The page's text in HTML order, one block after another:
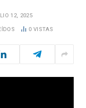
12, 2025
0 VISTAS